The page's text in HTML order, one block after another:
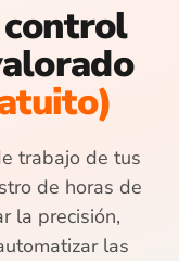
trabajo de tus
de horas de
la precisión,
las